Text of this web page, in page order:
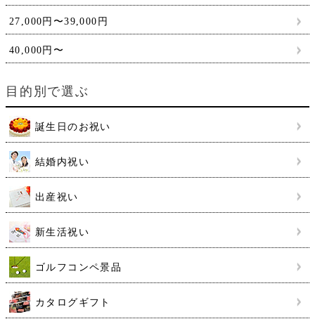
27,000円〜39,000円
40,000円〜
目的別で選ぶ
誕生日のお祝い
結婚内祝い
出産祝い
新生活祝い
ゴルフコンペ景品
カタログギフト